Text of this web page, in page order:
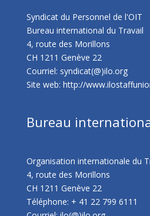
Syndicat du Personnel de l'OIT
Bureau international du Travail
4, route des Morillons
CH 1211 Genève 22
Courriel: syndicat(@)ilo.org
Site web: http://
Bureau
Organisation internationale du
4, route des Morillons
CH 1211 Genève 22
Téléphone: + 41 22 799 6111